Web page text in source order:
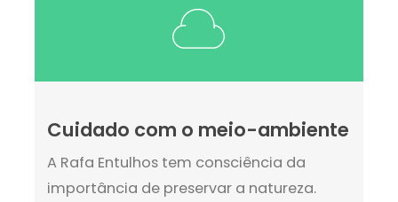
Cuidado com o meio-ambiente
A Rafa Entulhos tem consciência da
importância de preservar a natureza.